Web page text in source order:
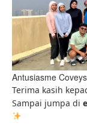
Antusiasme Coveys
Terima kasih
Sampai jumpa di